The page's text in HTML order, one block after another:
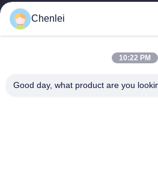
La société CHANGSHU CHENLEI
créée en tant que telle. Notre usine a
Aperçu
Chenlei
10:22 PM
Good day, what product are you